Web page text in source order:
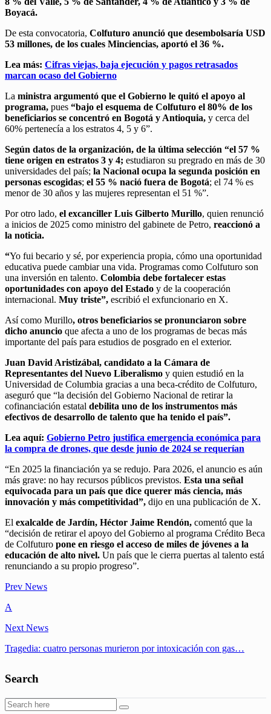
Boyacá.
De esta convocatoria, Colfuturo anunció que desembolsaría USD
53 millones, de los cuales Minciencias, aportó el 36 %.
Lea más: Cifras viejas, baja ejecución y pagos retrasados
marcan ocaso del Gobierno
La ministra argumentó que el Gobierno le quitó el apoyo al
programa, pues “bajo el esquema de Colfuturo el 80% de los
beneficiarios se concentró en Bogotá y Antioquia, y cerca del
60% pertenecía a los estratos 4, 5 y 6”.
Según datos de la organización, de la última selección “el 57 %
tiene origen en estratos 3 y 4; estudiaron su pregrado en más de 30
universidades del país; la Nacional ocupa la segunda posición en
personas escogidas; el 55 % nació fuera de Bogotá; el 74 % es
menor de 30 años y las mujeres representan el 51 %”.
Por otro lado, el excanciller Luis Gilberto Murillo, quien renunció
a inicios de 2025 como ministro del gabinete de Petro, reaccionó a
la noticia.
“Yo fui becario y sé, por experiencia propia, cómo una oportunidad
educativa puede cambiar una vida. Programas como Colfuturo son
una inversión en talento. Colombia debe fortalecer estas
oportunidades con apoyo del Estado y de la cooperación
internacional. Muy triste”, escribió el exfuncionario en X.
Así como Murillo, otros beneficiarios se pronunciaron sobre
dicho anuncio que afecta a uno de los programas de becas más
importante del país para estudios de posgrado en el exterior.
Juan David Aristizábal, candidato a la Cámara de
Representantes del Nuevo Liberalismo y quien estudió en la
Universidad de Columbia gracias a una beca-crédito de Colfuturo,
aseguró que “la decisión del Gobierno Nacional de retirar la
cofinanciación estatal debilita uno de los instrumentos más
efectivos de desarrollo de talento que ha tenido el país”.
Lea aquí: Gobierno Petro justifica emergencia económica para
la compra de drones, que desde junio de 2024 se requerían
“En 2025 la financiación ya se redujo. Para 2026, el anuncio es aún
más grave: no hay recursos públicos previstos. Esta una señal
equivocada para un país que dice querer más ciencia, más
innovación y más competitividad”, dijo en una publicación de X.
El exalcalde de Jardín, Héctor Jaime Rendón, comentó que la
“decisión de retirar el apoyo del Gobierno al programa Crédito Beca
de Colfuturo pone en riesgo el acceso de miles de jóvenes a la
educación de alto nivel. Un país que le cierra puertas al talento está
renunciando a su propio progreso”.
Prev News
A
Next News
Tragedia: cuatro personas murieron por intoxicación con gas…
Search